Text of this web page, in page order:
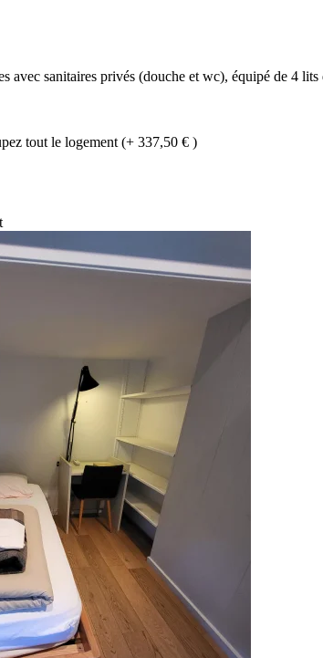
avec sanitaires privés (douche et wc), équipé de 4
tout le logement (+ 337,50 € )